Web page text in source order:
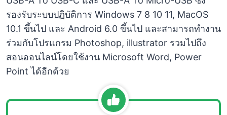
รองรับระบบปฏิบัติการ Windows 7 8 10 11, MacOS
10.1 ขึ้นไป และ Android 6.0 ขึ้นไป และสามารถทำงาน
ร่วมกับโปรแกรม Photoshop, illustrator รวมไปถึง
สอนออนไลน์โดยใช้งาน Microsoft Word, Power
Point ได้อีกด้วย